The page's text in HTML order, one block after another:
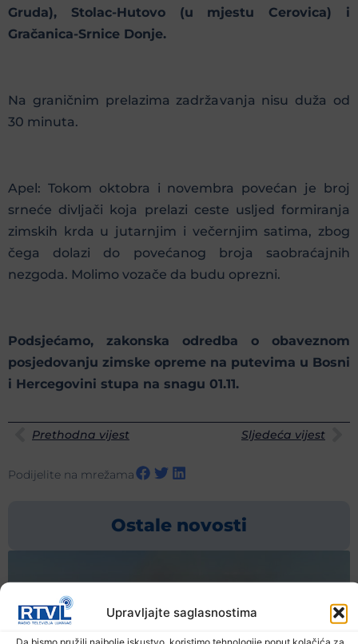
Upravljajte saglasnostima
Da bismo pružili najbolje iskustvo, koristimo tehnologije poput kolačića za
Gruda), Stolac-Hutovo (u mjestu Cerovica) i
Gračanica-Srnice Donje.
Na graničnim prelazima zadržavanja nisu duža od
30 minuta.
Apel: Tokom oktobra i novembra povećan je broj
srneće divljači koja prelazi ceste usljed formiranja
zimskih krda u jutarnjim i večernjim satima, zbog
čega dolazi do povećanog broja saobraćajnih
nezgoda. Molimo vozače da budu oprezni.
Podsjećamo, zakonska odredba o obaveznom
posjedovanju zimske opreme na putevima u Bosni
i Hercegovini stupa na snagu 01.11.
Prethodna vijest Sljedeća vijest
Podijelite na mrežama
Ostale novosti